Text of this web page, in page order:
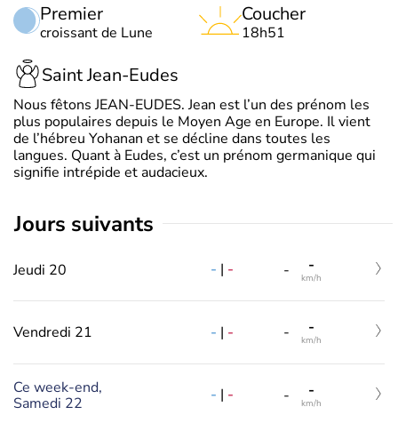
Premier
croissant de Lune
Coucher
18h51
Saint Jean-Eudes
Nous fêtons JEAN-EUDES. Jean est l’un des prénom les
plus populaires depuis le Moyen Age en Europe. Il vient
de l’hébreu Yohanan et se décline dans toutes les
langues. Quant à Eudes, c’est un prénom germanique qui
signifie intrépide et audacieux.
jours suivants
Jeudi 20 - | - - -
km/h
Vendredi 21 - | - - -
km/h
Ce week-end,
Samedi 22
- | - - -
km/h